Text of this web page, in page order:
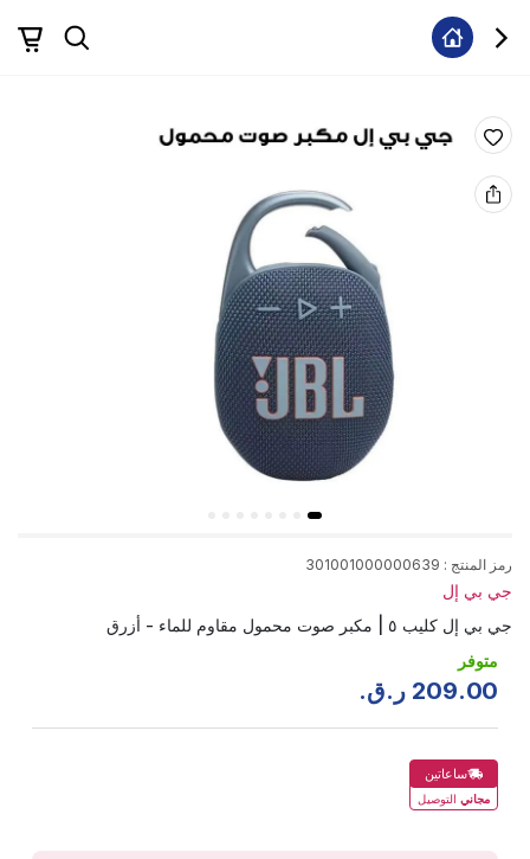
رمز المنتج :
301001000000639
جي بي إل
جي بي إل كليب ٥ | مكبر صوت محمول مقاوم للماء - أزرق
متوفر
209.00 ر.ق.
ساعاتين
مجاني التوصيل